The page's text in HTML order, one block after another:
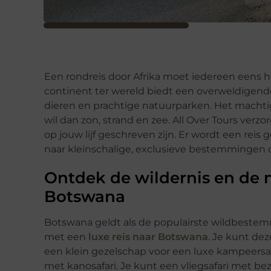
Een rondreis door Afrika moet iedereen
continent ter wereld biedt een
dieren en prachtige natuurparken. Het
wil dan zon, strand en zee. All Over Tours
op jouw lijf geschreven zijn. Er wordt een reis
naar kleinschalige, exclusieve
Ontdek de wildernis en de
Botswana
Botswana geldt als de populairste
met een luxe reis naar Botswana. Je kunt
een klein gezelschap voor een luxe
met kanosafari. Je kunt een vliegsafari met